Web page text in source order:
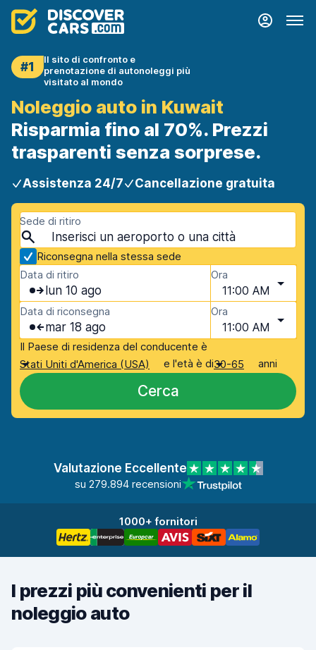
#1
Il sito di confronto e
prenotazione di autonoleggi più
visitato al mondo
Noleggio auto in Kuwait
Risparmia fino al 70%. Prezzi
trasparenti senza sorprese.
Assistenza 24/7 Cancellazione gratuita
Sede di ritiro
Riconsegna nella stessa sede
Data di ritiro
lun 10 ago
Ora
11:00 AM
Data di riconsegna
mar 18 ago
Ora
11:00 AM
Il Paese di residenza del conducente è
Stati Uniti d'America (USA)
e l'età è di30-65 anni
Cerca
Valutazione Eccellente
su 279.894 recensioni
1000+ fornitori
I prezzi più convenienti per il
noleggio auto